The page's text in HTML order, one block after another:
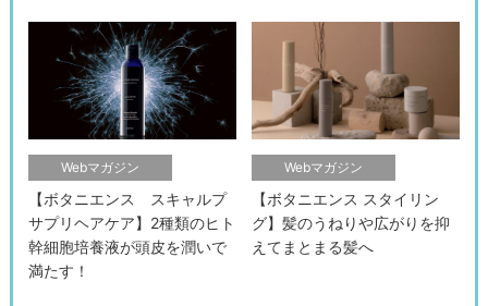
Webマガジン
【ボタニエンス スキャルプ
サプリヘアケア】2種類のヒト
幹細胞培養液が頭皮を潤いで
満たす！
Webマガジン
【ボタニエンス スタイリン
グ】髪のうねりや広がりを抑
えてまとまる髪へ
検索す